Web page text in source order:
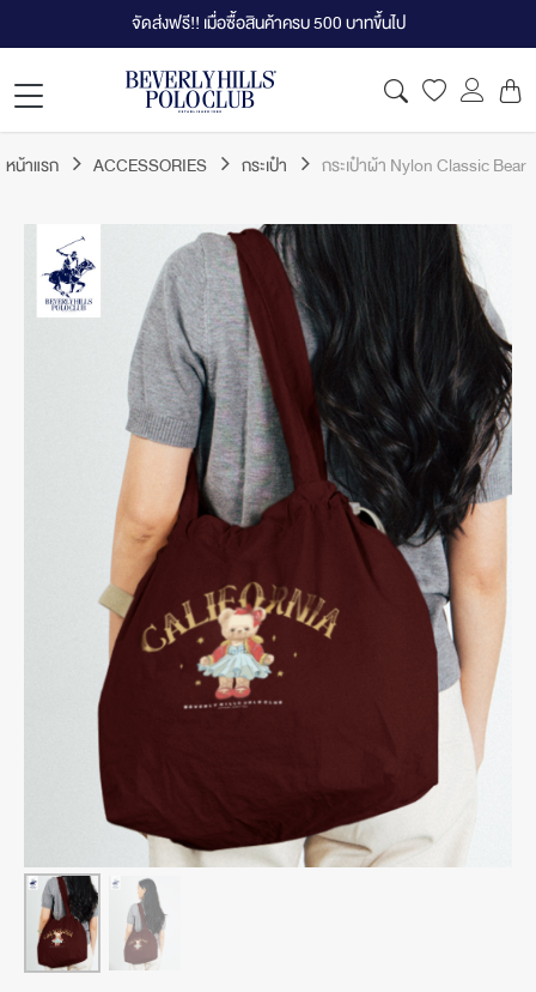
จัดส่งฟรี!! เมื่อซื้อสินค้าครบ 500 บาทขึ้นไป
หน้าแรก ACCESSORIES กระเป๋า กระเป๋าผ้า Nylon Classic Bear